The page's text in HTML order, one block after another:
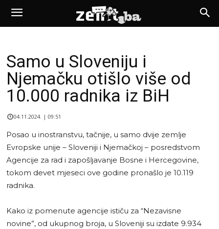
Samo u Sloveniju i
Njemačku otišlo više od
10.000 radnika iz BiH
04.11.2024. | 09:51
Posao u inostranstvu, tačnije, u samo dvije zemlje
Evropske unije – Sloveniji i Njemačkoj – posredstvom
Agencije za rad i zapošljavanje Bosne i Hercegovine,
tokom devet mjeseci ove godine pronašlo je 10.119
radnika.
Kako iz pomenute agencije ističu za “Nezavisne
novine”, od ukupnog broja, u Sloveniji su izdate 9.934